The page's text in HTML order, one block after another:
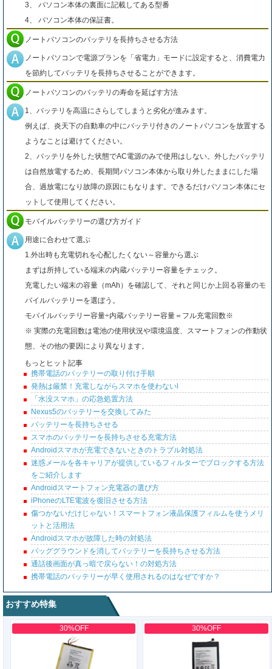
3、 パソコン本体の裏面に記載してある型番
4、 パソコン本体の保証書。
ノートパソコンのバッテリを長持ちさせる方法
ノートパソコンで電源プランを「省電力」モードに設定すると、消費電力
を節約してバッテリを長持ちさせることができます。
ノートパソコンのバッテリの寿命を延ばす方法
1、バッテリを高温にさらしてしまうと劣化が進みます。
例えば、炎天下の自動車の中にバッテリ付きのノートパソコンを放置する
ようなことは避けてください。
2、バッテリを外した状態でAC電源のみで使用はしない。外したバッテリ
は自然放電するため、長期間パソコン本体から取り外したままにした場
合、過放電になり故障の原因にもなります。できるだけパソコン本体にセ
ットして使用してください。
モバイルバッテリーの選び方ガイド
用途に合わせて選ぶ
1.外出時も充電切れを心配したくない～容量から選ぶ
まずは所持している端末の内蔵バッテリー容量をチェック。
充電したい端末の容量（mAh）を確認して、それと同じか上回る容量のモ
バイルバッテリーを選ぼう。
モバイルバッテリー容量÷内蔵バッテリー容量＝フル充電回数※
※ 実際の充電回数は電池の使用状況や環境温度、スマートフォンの作動状
態、その他の要因により異なります。
もっとヒット記事
携帯電話のバッテリーの取り付け手順
発熱は厳禁！充電しながらスマホを使わないl
「水没スマホ」の応急処置方法
Nexus5のバッテリーを交換してみた
バッテリーを長持ちさせる
スマホのバッテリーを長持ちさせる充電方法
Androidスマホが充電できないときのトラブル対処法
迷惑メールを各キャリアが提供しているフィルターでブロックする方法
をご紹介します
Androidスマートフォン充電器の選び方
iPhoneのLTE電波を復旧させる方法
傷つかないだけじゃない！スマートフォン液晶保護フィルムを使うメリ
ットと活用法
Androidスマホが故障した時の対処法
バッググラウンドを消してバッテリーを長持ちさせる方法
通話後画面が真っ暗で戻らない！の対処方法
携帯電話のバッテリーが早く使用されるのはなぜですか？
おすすめ特集
30%OFF 30%OFF